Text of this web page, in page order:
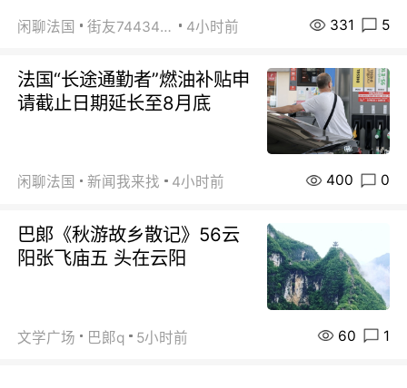
闲聊法国 街友74434350 4小时前 331 5
法国“长途通勤者”燃油补贴申
请截止日期延长至8月底
闲聊法国 新闻我来找 4小时前 400 0
巴郞《秋游故乡散记》56云
阳张飞庙五 头在云阳
文学广场 巴郞q 5小时前 60 1